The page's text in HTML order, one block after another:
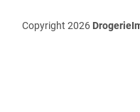
Copyright 2026